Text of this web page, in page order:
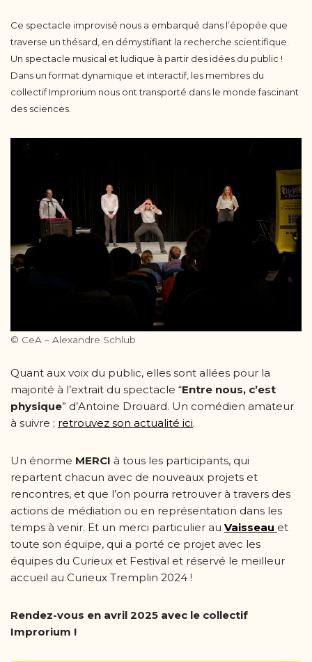
Ce spectacle improvisé nous a embarqué dans l’épopée que
traverse un thésard, en démystifiant la recherche scientifique.
Un spectacle musical et ludique à partir des idées du public !
Dans un format dynamique et interactif, les membres du
collectif Improrium nous ont transporté dans le monde fascinant
des sciences.
© CeA – Alexandre Schlub
Quant aux voix du public, elles sont allées pour la
majorité à l’extrait du spectacle “Entre nous, c’est
physique” d’Antoine Drouard. Un comédien amateur
à suivre ; retrouvez son actualité ici.
Un énorme MERCI à tous les participants, qui
repartent chacun avec de nouveaux projets et
rencontres, et que l’on pourra retrouver à travers des
actions de médiation ou en représentation dans les
temps à venir. Et un merci particulier au Vaisseau et
toute son équipe, qui a porté ce projet avec les
équipes du Curieux et Festival et réservé le meilleur
accueil au Curieux Tremplin 2024 !
Rendez-vous en avril 2025 avec le collectif
Improrium !